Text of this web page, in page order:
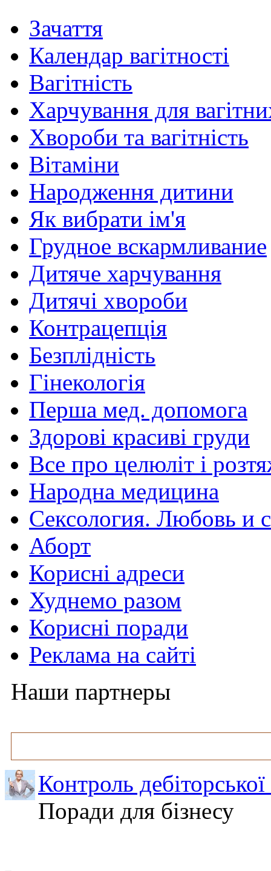
Зачаття
Календар вагітності
Вагітність
Харчування для
Хвороби та вагітність
Вітаміни
Народження дитини
Як вибрати ім'я
Грудное вскармливание
Дитяче харчування
Дитячі хвороби
Контрацепція
Безплідність
Гінекологія
Перша мед. допомога
Здорові красиві груди
Все про целюліт і
Народна медицина
Сексология. Любовь и
Аборт
Корисні адреси
Худнемо разом
Корисні поради
Реклама на сайті
Наши партнеры
Контроль
Поради для бізнесу